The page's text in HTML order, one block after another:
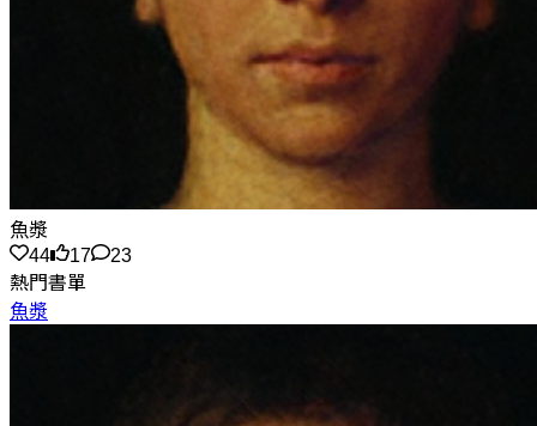
魚漿
44
17
23
熱門書單
魚漿